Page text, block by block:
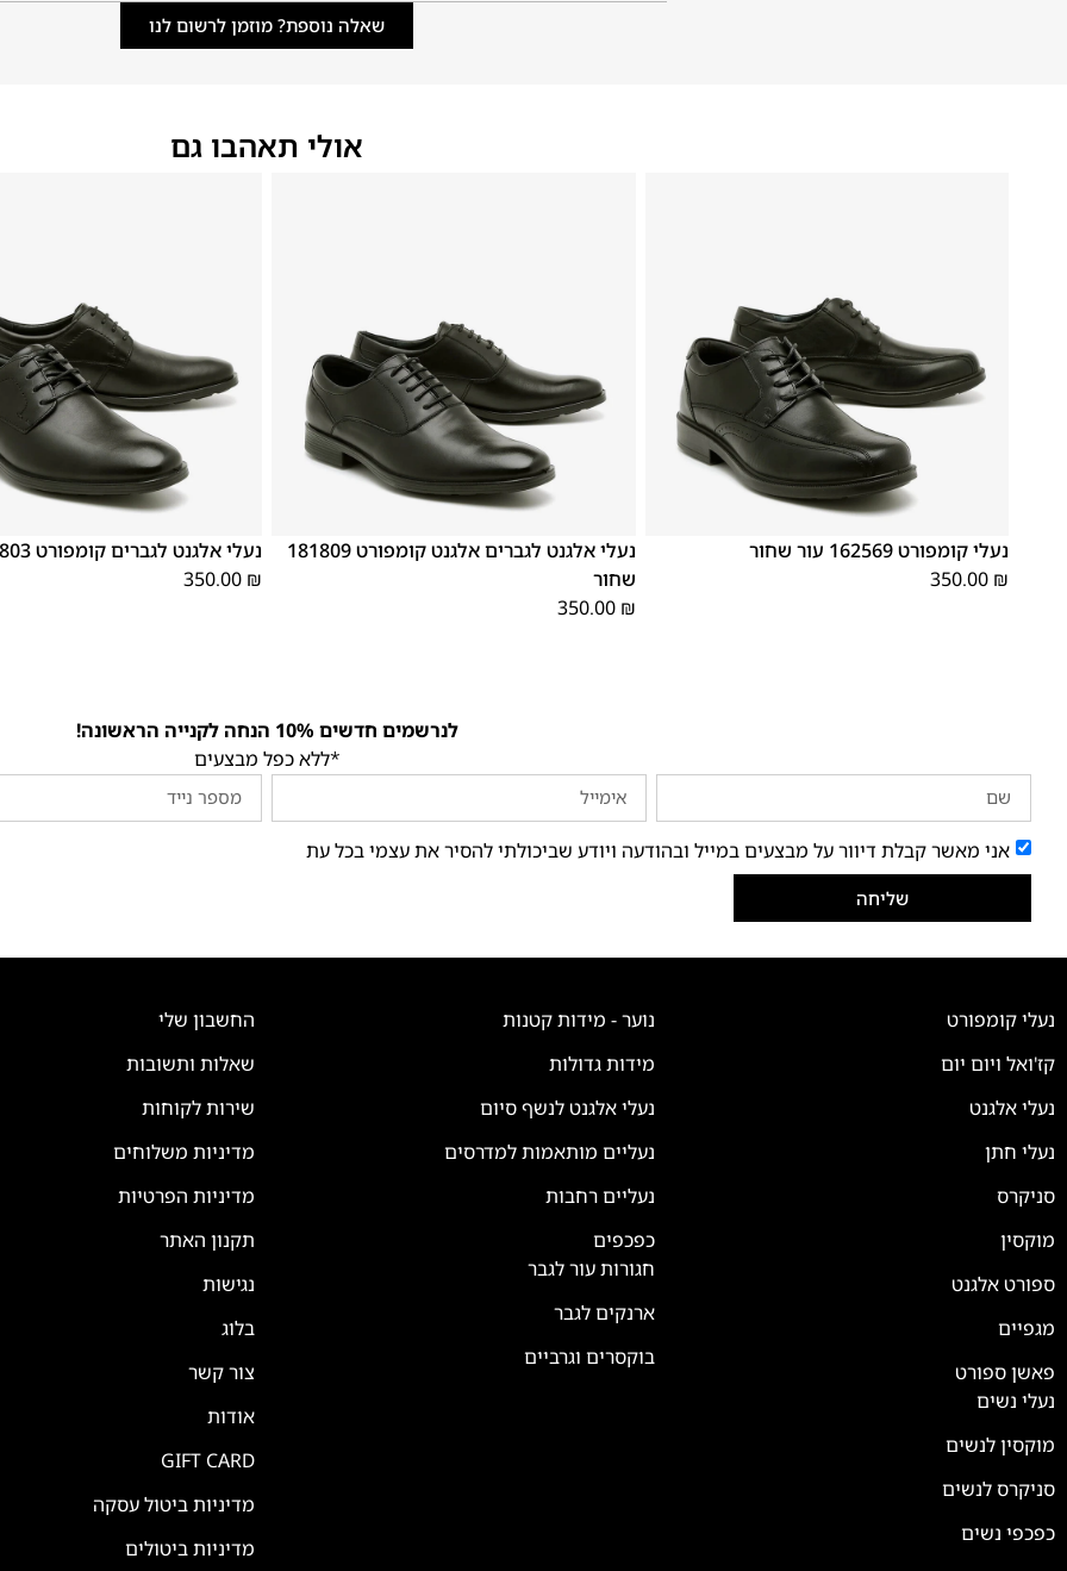
שאלה נוספת? מוזמן לרשום לנו
אולי תאהבו גם
נעלי קומפורט 162569 עור שחור
350.00 ₪
נעלי אלגנט לגברים אלגנט קומפורט 181809
שחור
350.00 ₪
נעלי אלגנט לגברים קומפורט 181803 שחור
350.00 ₪
לנרשמים חדשים 10% הנחה לקנייה הראשונה!
*ללא כפל מבצעים
אני מאשר קבלת דיוור על מבצעים במייל ובהודעה ויודע שביכולתי להסיר את עצמי בכל עת
שליחה
נעלי קומפורט
קז'ואל ויום יום
נעלי אלגנט
נעלי חתן
סניקרס
מוקסין
ספורט אלגנט
מגפיים
פאשן ספורט
נעלי נשים
מוקסין לנשים
סניקרס לנשים
כפכפי נשים
נוער - מידות קטנות
מידות גדולות
נעלי אלגנט לנשף סיום
נעליים מותאמות למדרסים
נעליים רחבות
כפכפים
חגורות עור לגבר
ארנקים לגבר
בוקסרים וגרביים
החשבון שלי
שאלות ותשובות
שירות לקוחות
מדיניות משלוחים
מדיניות הפרטיות
תקנון האתר
נגישות
בלוג
צור קשר
אודות
GIFT CARD
מדיניות ביטול עסקה
מדיניות ביטולים
💬